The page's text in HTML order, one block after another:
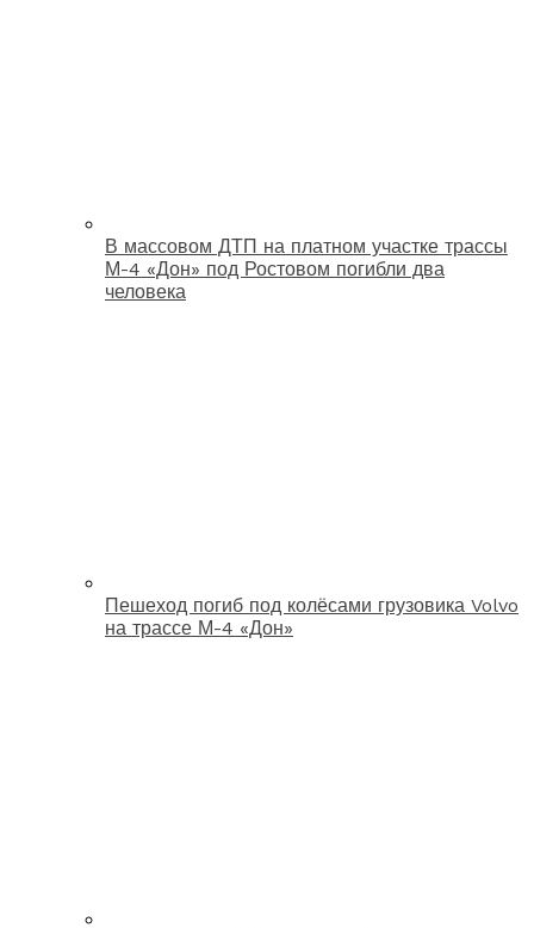
В массовом ДТП на платном участке трассы
М-4 «Дон» под Ростовом погибли два
человека
Пешеход погиб под колёсами грузовика Volvo
на трассе М-4 «Дон»